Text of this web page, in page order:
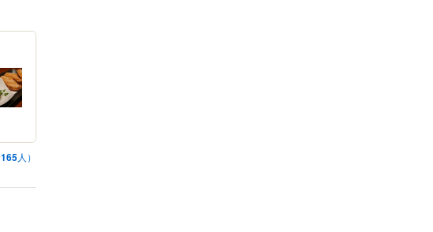
165人）